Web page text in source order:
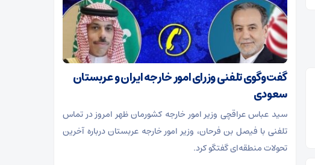
گفت‌وگوی تلفنی وزرای امور خارجه ایران و عربستان
سعودی
سید عباس عراقچی وزیر امور خارجه کشورمان ظهر امروز در تماس
تلفنی با فیصل بن فرحان، وزیر امور خارجه عربستان درباره آخرین
تحولات منطقه‌ای گفتگو کرد.